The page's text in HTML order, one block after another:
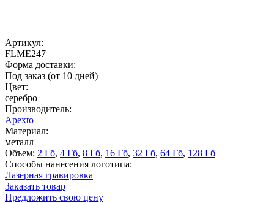
Артикул:
FLME247
Форма доставки:
Под заказ (от 10 дней)
Цвет:
серебро
Производитель:
Apexto
Материал:
металл
Объем: 2 Гб, 4 Гб, 8 Гб, 16 Гб, 32 Гб, 64 Гб, 128 Гб
Способы нанесения логотипа:
Лазерная гравировка
Заказать товар
Предложить свою цену